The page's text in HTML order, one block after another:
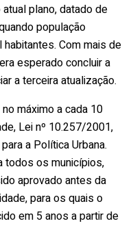
plano, datado de
população
Com mais de
esperado concluir a
a terceira atualização.
máximo a cada 10
Lei nº 10.257/2001,
a Política Urbana.
todos os municípios,
aprovado antes da
para os quais o
em 5 anos a partir de